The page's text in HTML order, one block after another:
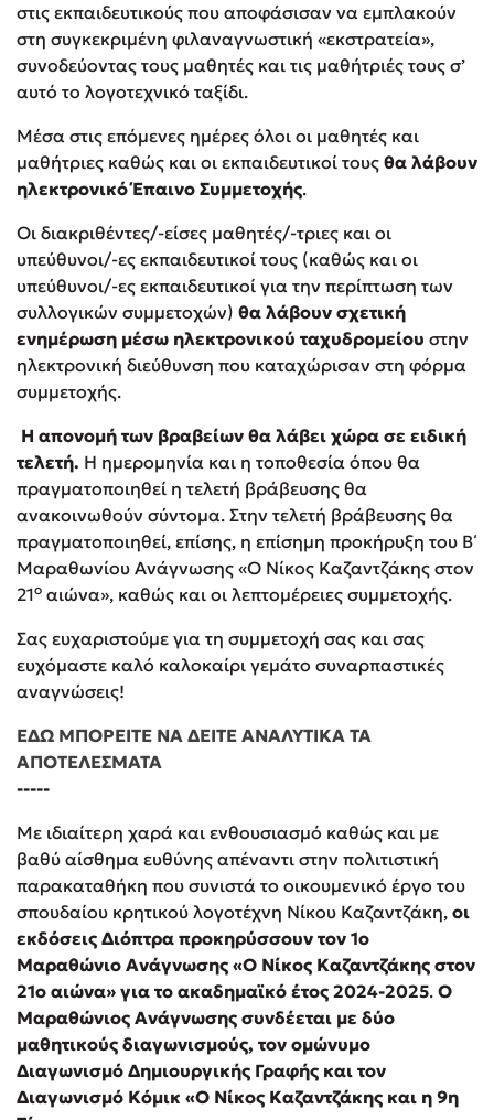
Κώστας Κρομμύδας
Το λιμάνι μου είσαι εσύ
Ιωάννης Γλωσσόπουλος
Ένας γίγαντας στο σχολείο
Δανάη Δεληγεώργη
Πάνω, κάτω, μπροστά, πίσω
Η μέθοδος Αφήστε τους
Δημοφιλείς Συγγραφείς
Φυστίκι ΠουΚυλάει
Παύλος Καστανάς
El Sombrero
Στέφανος Ξενάκης
Sebastian Fitzek
Freida McFadden
στις εκπαιδευτικούς που αποφάσισαν να εμπλακούν
στη συγκεκριμένη φιλαναγνωστική «εκστρατεία»,
συνοδεύοντας τους μαθητές και τις μαθήτριές τους σ’
αυτό το λογοτεχνικό ταξίδι.
Μέσα στις επόμενες ημέρες όλοι οι μαθητές και
μαθήτριες καθώς και οι εκπαιδευτικοί τους θα λάβουν
ηλεκτρονικό Έπαινο Συμμετοχής.
Οι διακριθέντες/-είσες μαθητές/-τριες και οι
υπεύθυνοι/-ες εκπαιδευτικοί τους (καθώς και οι
υπεύθυνοι/-ες εκπαιδευτικοί για την περίπτωση των
συλλογικών συμμετοχών) θα λάβουν σχετική
ενημέρωση μέσω ηλεκτρονικού ταχυδρομείου στην
ηλεκτρονική διεύθυνση που καταχώρισαν στη φόρμα
συμμετοχής.
Η απονομή των βραβείων θα λάβει χώρα σε ειδική
τελετή. Η ημερομηνία και η τοποθεσία όπου θα
πραγματοποιηθεί η τελετή βράβευσης θα
ανακοινωθούν σύντομα. Στην τελετή βράβευσης θα
πραγματοποιηθεί, επίσης, η επίσημη προκήρυξη του Β΄
Μαραθωνίου Ανάγνωσης «Ο Νίκος Καζαντζάκης στον
21ο αιώνα», καθώς και οι λεπτομέρειες συμμετοχής.
Σας ευχαριστούμε για τη συμμετοχή σας και σας
ευχόμαστε καλό καλοκαίρι γεμάτο συναρπαστικές
αναγνώσεις!
ΕΔΩ ΜΠΟΡΕΙΤΕ ΝΑ ΔΕΙΤΕ ΑΝΑΛΥΤΙΚΑ ΤΑ
ΑΠΟΤΕΛΕΣΜΑΤΑ
-----
Με ιδιαίτερη χαρά και ενθουσιασμό καθώς και με
βαθύ αίσθημα ευθύνης απέναντι στην πολιτιστική
παρακαταθήκη που συνιστά το οικουμενικό έργο του
σπουδαίου κρητικού λογοτέχνη Νίκου Καζαντζάκη, οι
εκδόσεις Διόπτρα προκηρύσσουν τον 1ο
Μαραθώνιο Ανάγνωσης «Ο Νίκος Καζαντζάκης στον
21ο αιώνα» για το ακαδημαϊκό έτος 2024-2025. Ο
Μαραθώνιος Ανάγνωσης συνδέεται με δύο
μαθητικούς διαγωνισμούς, τον ομώνυμο
Διαγωνισμό Δημιουργικής Γραφής και τον
Διαγωνισμό Κόμικ «Ο Νίκος Καζαντζάκης και η 9η